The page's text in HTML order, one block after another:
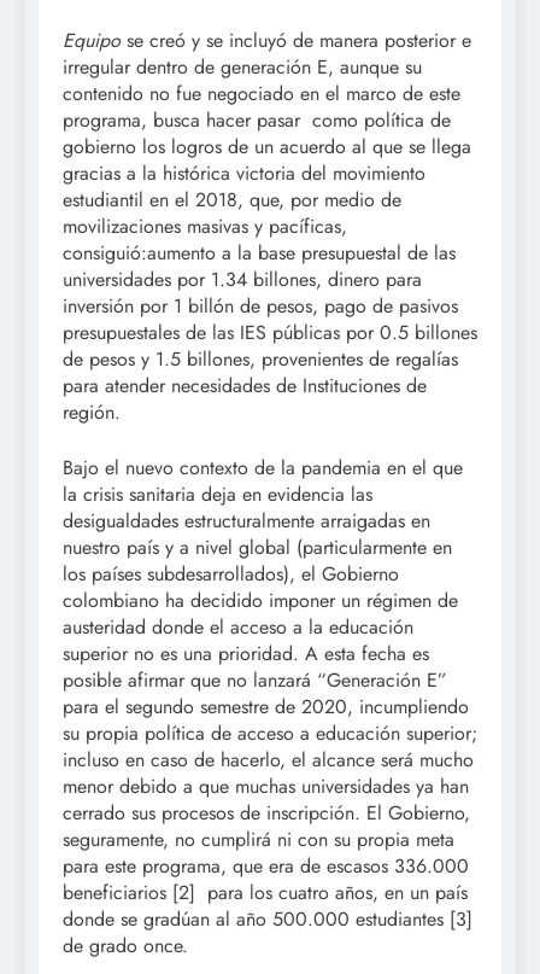
Equipose creó y se incluyó de manera posterior e
irregular dentro de generación E, aunque su
contenido no fue negociado en el marco de este
programa, busca hacer pasar como política de
gobierno los logros de un acuerdo al que se llega
gracias a la histórica victoria del movimiento
estudiantil en el 2018, que, por medio de
movilizaciones masivas y pacíficas,
consiguió:aumento a la base presupuestal de las
universidades por 1.34 billones, dinero para
inversión por 1 billón de pesos, pago de pasivos
presupuestales de las IES públicas por 0.5 billones
de pesos y 1.5 billones, provenientes de regalías
para atender necesidades de Instituciones de
región.
Bajo el nuevo contexto de la pandemia en el que
la crisis sanitaria deja en evidencia las
desigualdades estructuralmente arraigadas en
nuestro país y a nivel global (particularmente en
los países subdesarrollados), el Gobierno
colombiano ha decidido imponer un régimen de
austeridad donde el acceso a la educación
superior no es una prioridad. A esta fecha es
posible afirmar que no lanzará “Generación E”
para el segundo semestre de 2020, incumpliendo
su propia política de acceso a educación superior;
incluso en caso de hacerlo, el alcance será mucho
menor debido a que muchas universidades ya han
cerrado sus procesos de inscripción. El Gobierno,
seguramente, no cumplirá ni con su propia meta
para este programa, que era de escasos 336.000
beneficiarios [2] para los cuatro años, en un país
donde se gradúan al año 500.000 estudiantes [3]
de grado once.